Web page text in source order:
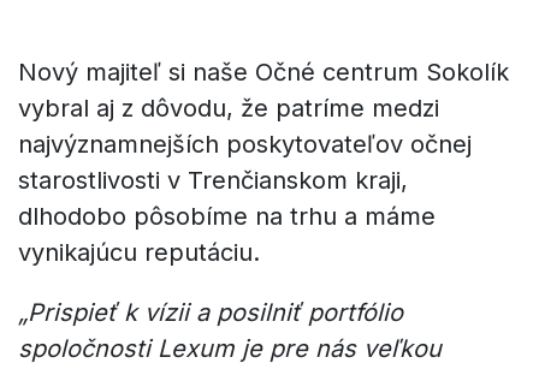
Nový majiteľ si naše Očné centrum Sokolík
vybral aj z dôvodu, že patríme medzi
najvýznamnejších poskytovateľov očnej
starostlivosti v Trenčianskom kraji,
dlhodobo pôsobíme na trhu a máme
vynikajúcu reputáciu.
„Prispieť k vízii a posilniť portfólio
spoločnosti Lexum je pre nás veľkou